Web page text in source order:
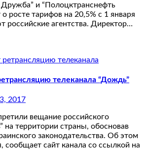
Дружба” и “Полоцктранснефть
росте тарифов на 20,5% с 1 января
российские агентства. Директор…
телеканала “Дождь”
2017
вещание российского
на территории страны, обосновав
законодательства. Об этом
сообщает сайт канала со ссылкой на